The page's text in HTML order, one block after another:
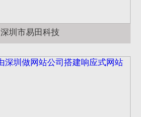
深圳市易田科技